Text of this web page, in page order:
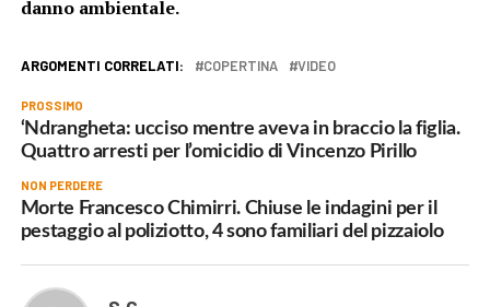
danno ambientale.
ARGOMENTI CORRELATI: COPERTINA VIDEO
PROSSIMO
‘Ndrangheta: ucciso mentre aveva in braccio la figlia.
Quattro arresti per l’omicidio di Vincenzo Pirillo
NON PERDERE
Morte Francesco Chimirri. Chiuse le indagini per il
pestaggio al poliziotto, 4 sono familiari del pizzaiolo